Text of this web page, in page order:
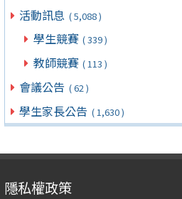
活動訊息 ( 5,088 )
學生競賽 ( 339 )
教師競賽 ( 113 )
會議公告 ( 62 )
學生家長公告 ( 1,630 )
隱私權政策